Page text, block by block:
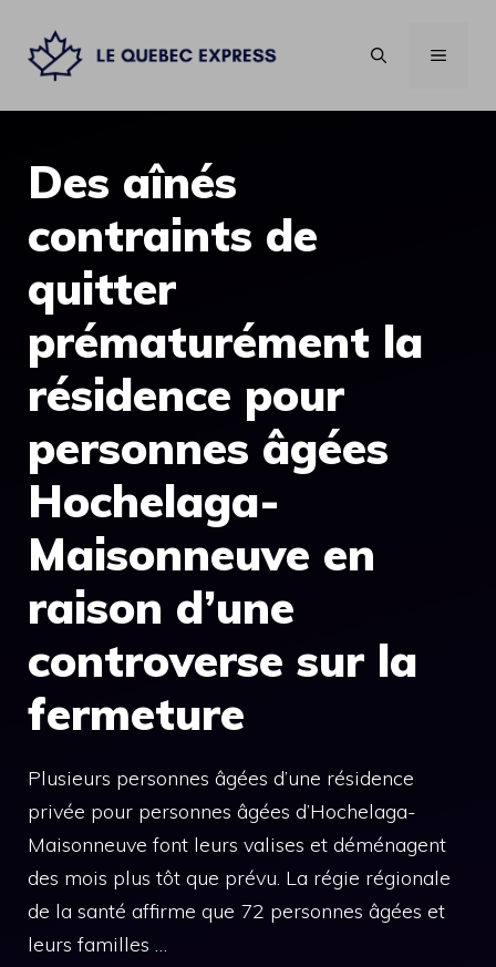
contenu
MENU
Des aînés
contraints de
quitter
prématurément la
résidence pour
personnes âgées
Hochelaga-
Maisonneuve en
raison d’une
controverse sur la
fermeture
Plusieurs personnes âgées d’une résidence
privée pour personnes âgées d’Hochelaga-
Maisonneuve font leurs valises et déménagent
des mois plus tôt que prévu. La régie régionale
de la santé affirme que 72 personnes âgées et
leurs familles …